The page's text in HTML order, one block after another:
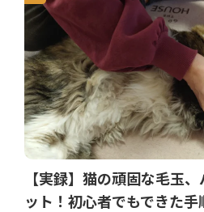
【実録】猫の頑固な毛玉
ット！初心者でもできた手